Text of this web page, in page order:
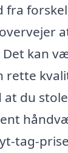
fra
kan
rette
du
tag-